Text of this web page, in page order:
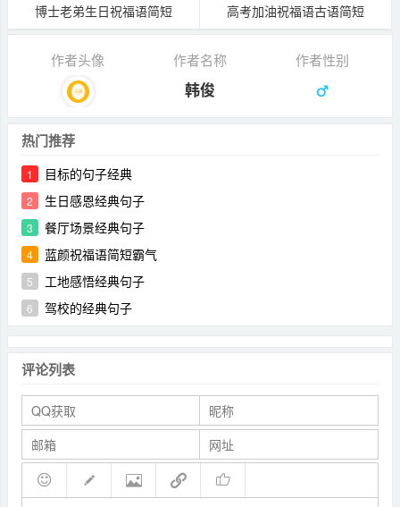
博士老弟生日祝福语简短
高考加油祝福语古语简短
作者头像 作者名称 作者性别
韩俊
热门推荐
1 目标的句子经典
2 生日感恩经典句子
3 餐厅场景经典句子
4 蓝颜祝福语简短霸气
5 工地感悟经典句子
6 驾校的经典句子
评论列表